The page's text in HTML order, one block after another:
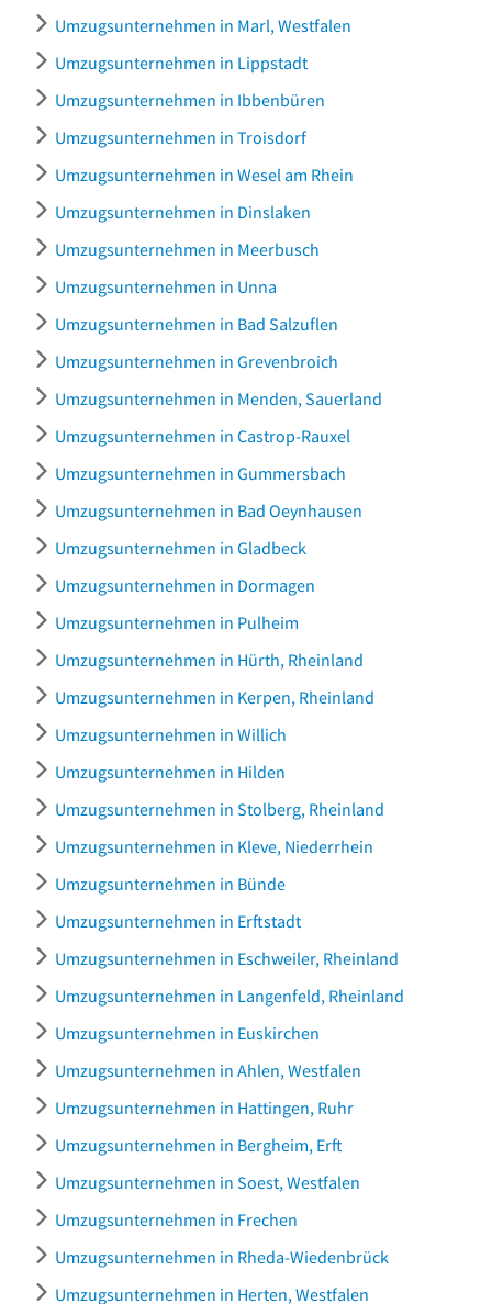
Umzugsunternehmen in Marl, Westfalen
Umzugsunternehmen in Lippstadt
Umzugsunternehmen in Ibbenbüren
Umzugsunternehmen in Troisdorf
Umzugsunternehmen in Wesel am Rhein
Umzugsunternehmen in Dinslaken
Umzugsunternehmen in Meerbusch
Umzugsunternehmen in Unna
Umzugsunternehmen in Bad Salzuflen
Umzugsunternehmen in Grevenbroich
Umzugsunternehmen in Menden, Sauerland
Umzugsunternehmen in Castrop-Rauxel
Umzugsunternehmen in Gummersbach
Umzugsunternehmen in Bad Oeynhausen
Umzugsunternehmen in Gladbeck
Umzugsunternehmen in Dormagen
Umzugsunternehmen in Pulheim
Umzugsunternehmen in Hürth, Rheinland
Umzugsunternehmen in Kerpen, Rheinland
Umzugsunternehmen in Willich
Umzugsunternehmen in Hilden
Umzugsunternehmen in Stolberg, Rheinland
Umzugsunternehmen in Kleve, Niederrhein
Umzugsunternehmen in Bünde
Umzugsunternehmen in Erftstadt
Umzugsunternehmen in Eschweiler, Rheinland
Umzugsunternehmen in Langenfeld, Rheinland
Umzugsunternehmen in Euskirchen
Umzugsunternehmen in Ahlen, Westfalen
Umzugsunternehmen in Hattingen, Ruhr
Umzugsunternehmen in Bergheim, Erft
Umzugsunternehmen in Soest, Westfalen
Umzugsunternehmen in Frechen
Umzugsunternehmen in Rheda-Wiedenbrück
Umzugsunternehmen in Herten, Westfalen